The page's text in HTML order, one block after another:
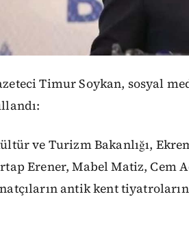
Timur Soykan, sosyal
ve Turizm Bakanlığı,
Erener, Mabel Matiz, Cem
antik kent